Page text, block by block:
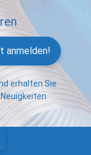
anmelden!
erhalten Sie